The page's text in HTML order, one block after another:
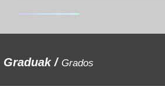
Graduak / Grados